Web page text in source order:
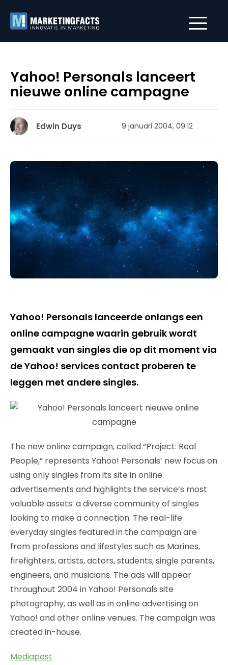
Yahoo! Personals lanceert
nieuwe online campagne
Edwin Duys 9 januari 2004, 09:12
Yahoo! Personals lanceerde onlangs een
online campagne waarin gebruik wordt
gemaakt van singles die op dit moment via
de Yahoo! services contact proberen te
leggen met andere singles.
The new online campaign, called “Project: Real
People,” represents Yahoo! Personals’ new focus on
using only singles from its site in online
advertisements and highlights the service’s most
valuable assets: a diverse community of singles
looking to make a connection. The real-life
everyday singles featured in the campaign are
from professions and lifestyles such as Marines,
firefighters, artists, actors, students, single parents,
engineers, and musicians. The ads will appear
throughout 2004 in Yahoo! Personals site
photography, as well as in online advertising on
Yahoo! and other online venues. The campaign was
created in-house.
Mediapost